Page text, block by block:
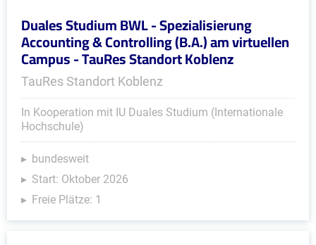
Duales Studium BWL - Spezialisierung
Accounting & Controlling (B.A.) am virtuellen
Campus - TauRes Standort Koblenz
TauRes Standort Koblenz
In Kooperation mit IU Duales Studium (Internationale
Hochschule)
bundesweit
Start: Oktober 2026
Freie Plätze: 1